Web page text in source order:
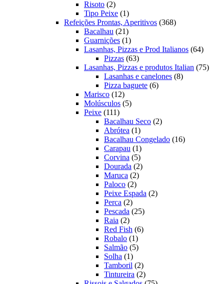
Risoto 22
produtos
Tipo Peixe 11
produto
Refeições Prontas, Aperitivos 368368
Bacalhau 2121
produtos
Guarnições 11
produto
Lasanhas, Pizzas e Prod Italianos 6464
Pizzas 6363
produtos
Lasanhas, Pizzas e produtos Italian 7575
Lasanhas e canelones 88
Pizza baguete 66
Marisco 1212
produtos
Molúsculos 55
Peixe 111111
produtos
Bacalhau Seco 22
Abrótea 11
produto
Bacalhau Congelado 1616
Carapau 11
produto
Corvina 55
produtos
Dourada 22
Maruca 22
produtos
Paloco 22
produtos
Peixe Espada 22
Perca 22
produtos
Pescada 2525
Raia 22
produtos
Red Fish 66
Robalo 11
produto
Salmão 55
Solha 11
produto
Tamboril 22
produtos
Tintureira 22